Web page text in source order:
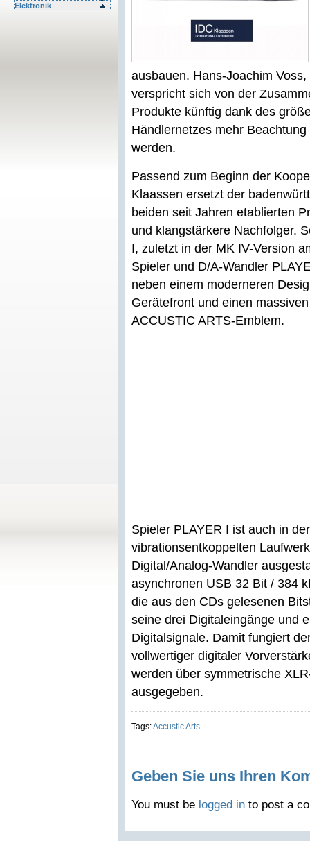
Elektronik
ausbauen. Hans-Joachim
verspricht sich von der
Produkte künftig dank des
Händlernetzes mehr
werden.
Passend zum Beginn der
Klaassen ersetzt der
beiden seit Jahren etablierten
und klangstärkere Nachfolger.
I, zuletzt in der MK IV-Version
Spieler und D/A-Wandler
neben einem moderneren
Gerätefront und einen
ACCUSTIC ARTS-Emblem.
Spieler PLAYER I ist auch in
vibrationsentkoppelten
Digital/Analog-Wandler
asynchronen USB 32 Bit / 384
die aus den CDs gelesenen
seine drei Digitaleingänge und
Digitalsignale. Damit fungiert
vollwertiger digitaler
werden über symmetrische
ausgegeben.
Tags:Accustic Arts
Geben Sie uns Ihren
You must be logged in to post a